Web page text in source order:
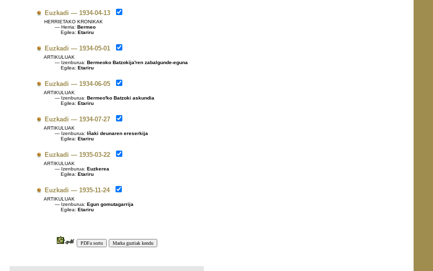
Euzkadi — 1934-04-13
HERRIETAKO KRONIKAK
— Herria: Bermeo
Egilea: Etariru
Euzkadi — 1934-05-01
ARTIKULUAK
— Izenburua: Bermeoko Batzokija'ren zabalgunde-eguna
Egilea: Etariru
Euzkadi — 1934-06-05
ARTIKULUAK
— Izenburua: Bermeo'ko Batzoki askundia
Egilea: Etariru
Euzkadi — 1934-07-27
ARTIKULUAK
— Izenburua: Iñaki deunaren ereserkija
Egilea: Etariru
Euzkadi — 1935-03-22
ARTIKULUAK
— Izenburua: Euzkerea
Egilea: Etariru
Euzkadi — 1935-11-24
ARTIKULUAK
— Izenburua: Egun gomutagarrija
Egilea: Etariru